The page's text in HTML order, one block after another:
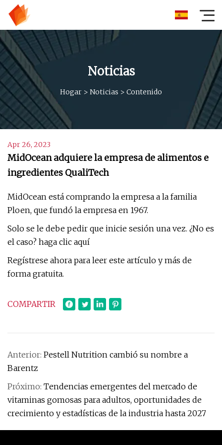
Noticias
Hogar > Noticias > Contenido
Apr 26, 2023
MidOcean adquiere la empresa de alimentos e
ingredientes QualiTech
MidOcean está comprando la empresa a la familia
Ploen, que fundó la empresa en 1967.
Solo se le debe pedir que inicie sesión una vez. ¿No es
el caso? haga clic aquí
Regístrese ahora para leer este artículo y más de
forma gratuita.
COMPARTIR
Anterior: Pestell Nutrition cambió su nombre a
Barentz
Próximo: Tendencias emergentes del mercado de
vitaminas gomosas para adultos, oportunidades de
crecimiento y estadísticas de la industria hasta 2027